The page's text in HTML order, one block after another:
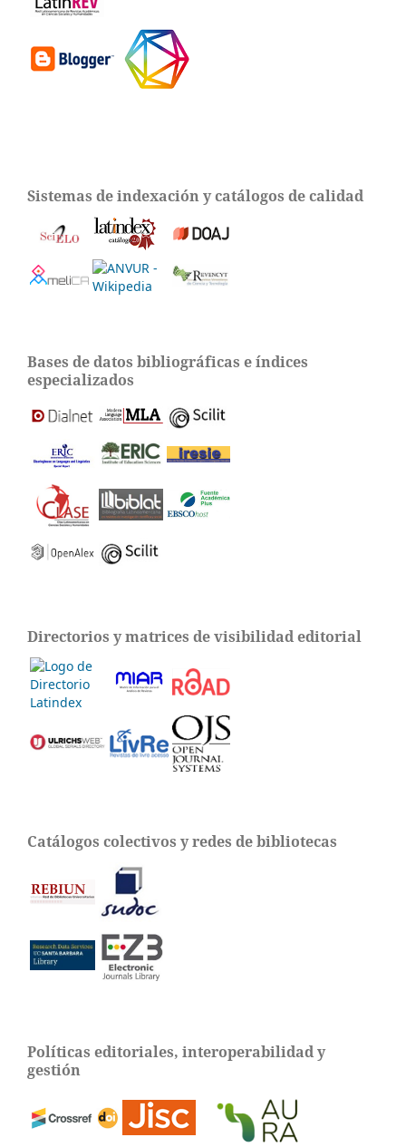
Sistemas de indexación y catálogos de calidad
Bases de datos bibliográficas e índices
especializados
Directorios y matrices de visibilidad editorial
Catálogos colectivos y redes de bibliotecas
Políticas editoriales, interoperabilidad y
gestión